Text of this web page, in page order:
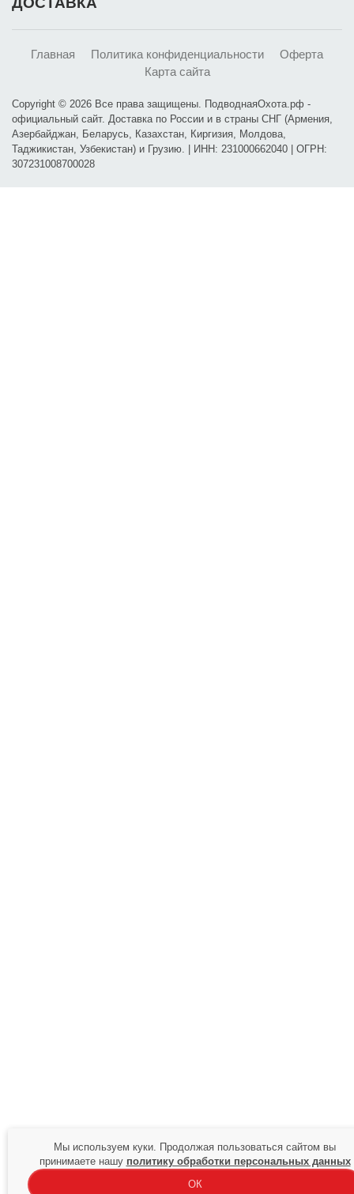
Главная Политика конфиденциальности
Оферта
Карта сайта
Copyright © 2026 Все права защищены. ПодводнаяОхота.рф -
официальный сайт. Доставка по России и в страны СНГ (Армения,
Азербайджан, Беларусь, Казахстан, Киргизия, Молдова,
Таджикистан, Узбекистан) и Грузию. | ИНН: 231000662040 | ОГРН:
307231008700028
Мы используем куки. Продолжая пользоваться сайтом вы
принимаете нашу политику обработки персональных данных
ОК